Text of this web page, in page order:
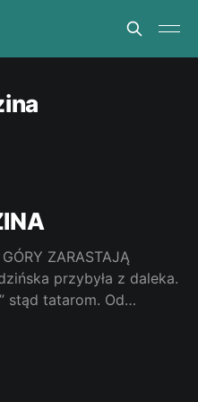
ZARASTAJĄ
stąd tatarom. Od
Ostatnio